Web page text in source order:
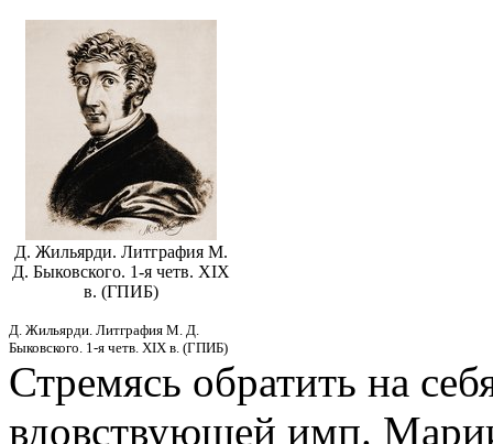
Д. Жильярди. Литграфия М.
Д. Быковского. 1-я четв. XIX
в. (ГПИБ)
Д. Жильярди. Литграфия М. Д.
Быковского. 1-я четв. XIX в. (ГПИБ)
Стремясь обратить на
вдовствующей имп.